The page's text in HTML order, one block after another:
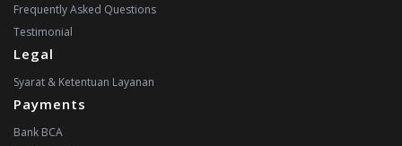
Frequently Asked Questions
Testimonial
Legal
Syarat & Ketentuan Layanan
Payments
Bank BCA